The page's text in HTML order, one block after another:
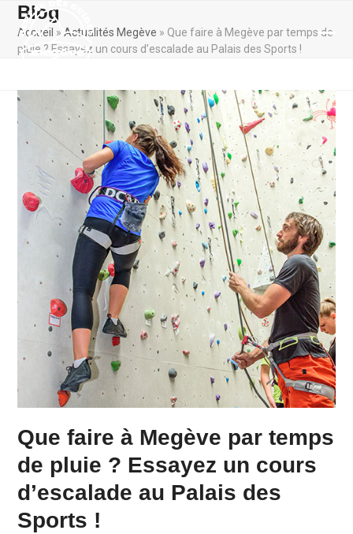
Skip
content
Blog
Accueil »Actualités Megève » Que faire à Megève par temps de
pluie ? Essayez un cours d’escalade au Palais des Sports !
Que faire à Megève par temps
de pluie ? Essayez un cours
d’escalade au Palais des
Sports !